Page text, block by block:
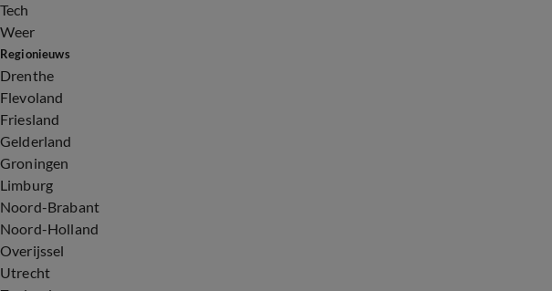
Tech
Weer
Regionieuws
Drenthe
Flevoland
Friesland
Gelderland
Groningen
Limburg
Noord-Brabant
Noord-Holland
Overijssel
Utrecht